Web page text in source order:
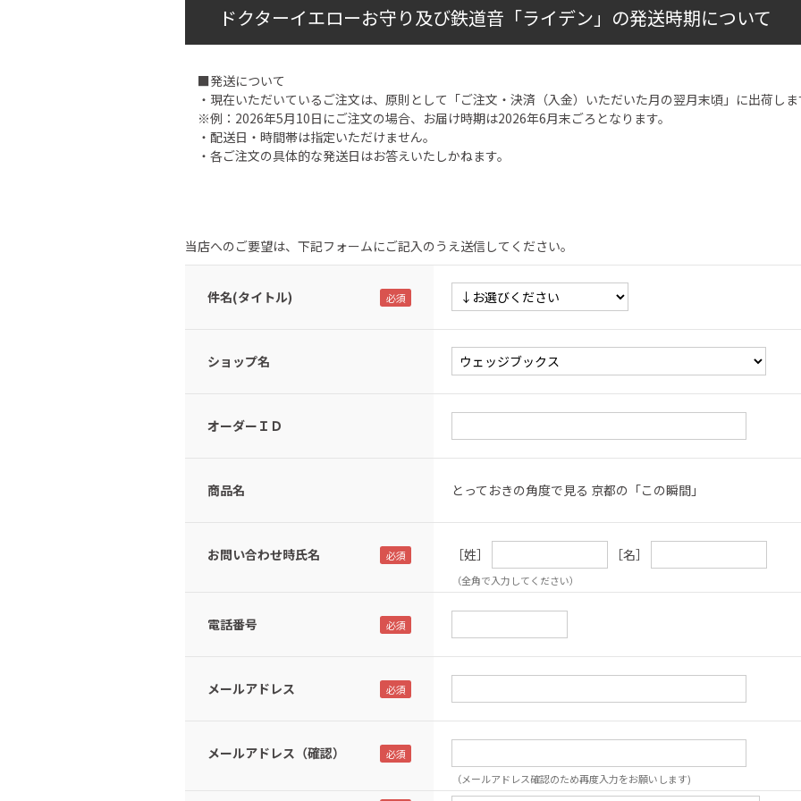
ドクターイエローお守り及び鉄道音「ライデン」の発送時期について
■発送について
・現在いただいているご注文は、原則として「ご注文・決済（入金）いただいた月の翌月末頃」に出荷しま
※例：2026年5月10日にご注文の場合、お届け時期は2026年6月末ごろとなります。
・配送日・時間帯は指定いただけません。
・各ご注文の具体的な発送日はお答えいたしかねます。
当店へのご要望は、下記フォームにご記入のうえ送信してください。
件名(タイトル)
ショップ名
オーダーＩＤ
商品名 とっておきの角度で見る 京都の「この瞬間」
お問い合わせ時氏名 ［姓］ ［名］
（全角で入力してください）
電話番号
メールアドレス
メールアドレス（確認）
（メールアドレス確認のため再度入力をお願いします)